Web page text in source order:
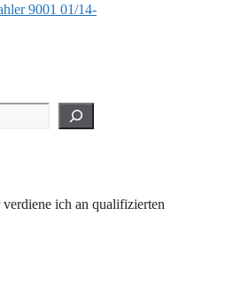
9001 01/14-
ich an qualifizierten